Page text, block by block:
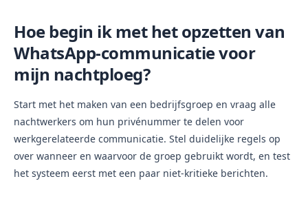
Hoe begin ik met het opzetten van
WhatsApp-communicatie voor
mijn nachtploeg?
Start met het maken van een bedrijfsgroep en vraag alle
nachtwerkers om hun privénummer te delen voor
werkgerelateerde communicatie. Stel duidelijke regels op
over wanneer en waarvoor de groep gebruikt wordt, en test
het systeem eerst met een paar niet-kritieke berichten.